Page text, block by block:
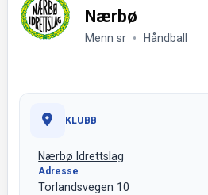
Nærbø
Menn sr Håndball
KLUBB
Nærbø Idrettslag
Adresse
Torlandsvegen 10